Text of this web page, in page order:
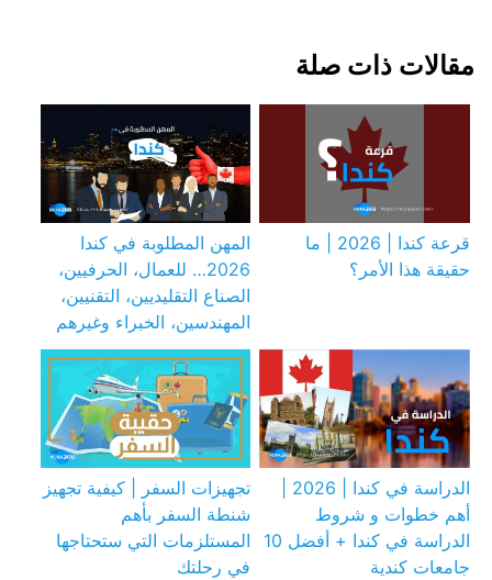
مقالات ذات صلة
قرعة كندا | 2026 | ما
حقيقة هذا الأمر؟
المهن المطلوبة في كندا
2026… للعمال، الحرفيين،
الصناع التقليديين، التقنيين،
المهندسين، الخبراء وغيرهم
أهم خطوات و شروط
الدراسة في كندا + أفضل 10
جامعات كندية
تجهيزات السفر | كيفية تجهيز
شنطة السفر بأهم
المستلزمات التي ستحتاجها
في رحلتك